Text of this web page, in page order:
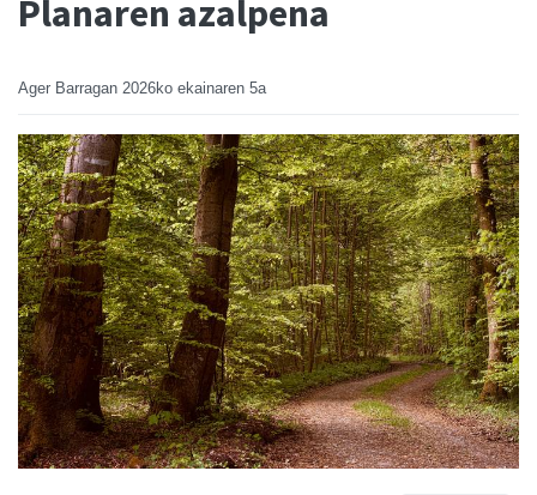
Planaren azalpena
Ager Barragan 2026ko ekainaren 5a